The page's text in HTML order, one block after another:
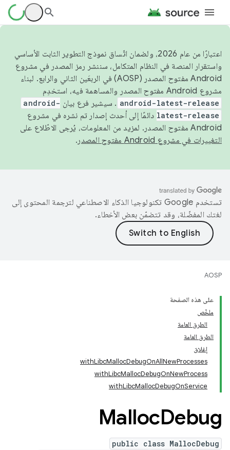
اعتبارًا من عام 2026، ولضمان اتّساق نموذج التطوير الثابت الأساسي
واستقرار المنصة في النظام المتكامل، سننشر رمز المصدر في مشروع
Android مفتوح المصدر (AOSP) في الربعَين الثاني والرابع. لبناء
مشروع Android مفتوح المصدر والمساهمة فيه، استخدِم
android-latest-release . سيشير فرع بيان android-
latest-release دائمًا إلى أحدث إصدار تم نشره في مشروع
Android مفتوح المصدر. لمزيد من المعلومات، يُرجى الاطّلاع على
التغييرات في مشروع Android مفتوح المصدر
.
تستخدم Google تكنولوجيا الذكاء الاصطناعي لترجمة المحتوى إلى
لغتك المفضّلة، وقد تتضمّن بعض الأخطاء.
AOSP
على هذه الصفحة
ملخّص
الطرق العامة
الطرق العامة
إغلاق
withLibcMallocDebugOnAllNewProcesses
withLibcMallocDebugOnNewProcess
withLibcMallocDebugOnService
MallocDebug
public class MallocDebug